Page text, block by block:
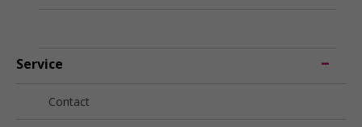
Service
Contact